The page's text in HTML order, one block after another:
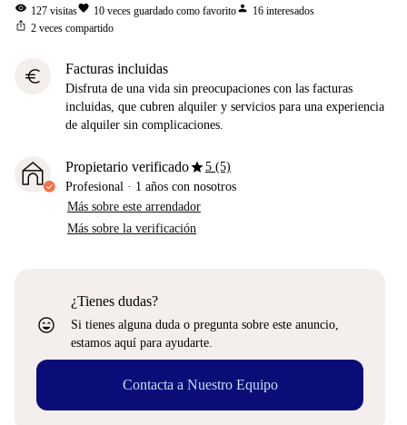
visibility 127 visitasfavorite 10 veces guardado como favoritoperson 16 interesados
ios_share 2 veces compartido
euro Facturas incluidas
Disfruta de una vida sin preocupaciones con las facturas
incluidas, que cubren alquiler y servicios para una experiencia
de alquiler sin complicaciones.
Propietario verificadostar5 (5)
Profesional · 1 años con nosotros
Más sobre este arrendador
Más sobre la verificación
sentiment_very_satisfied
¿Tienes dudas?
Si tienes alguna duda o pregunta sobre este anuncio,
estamos aquí para ayudarte.
Contacta a Nuestro Equipo